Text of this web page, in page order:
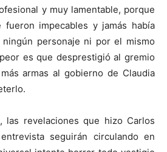
y muy lamentable, porque
fueron impecables y jamás había
personaje ni por el mismo
es que desprestigió al gremio
armas al gobierno de Claudia
las revelaciones que hizo Carlos
seguirán circulando en